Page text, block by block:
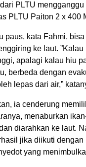
PLTU mengganggu
PLTU Paiton 2 x 400
paus, kata Fahmi,
ke laut.
apalagi kalau hiu
berbeda dengan
lepas dari air,”
ia cenderung
menaburkan
diarahkan ke laut.
jika diikuti dengan
yang